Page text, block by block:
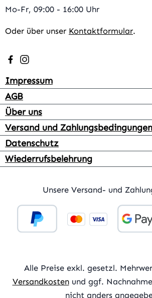
Mo-Fr, 09:00 - 16:00 Uhr
Oder über unser Kontaktformular.
Besuche uns auf Facebook – öffnet
Schau auf Instagram vorbei –
Impressum
AGB
Über uns
Versand und Zahlungsbedingungen
Datenschutz
Wiederrufsbelehrung
Unsere Versand- und
Alle Preise exkl. gesetzl.
Versandkostenund ggf.
nicht anders